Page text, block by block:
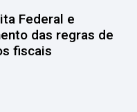
Federal e
das regras de
fiscais